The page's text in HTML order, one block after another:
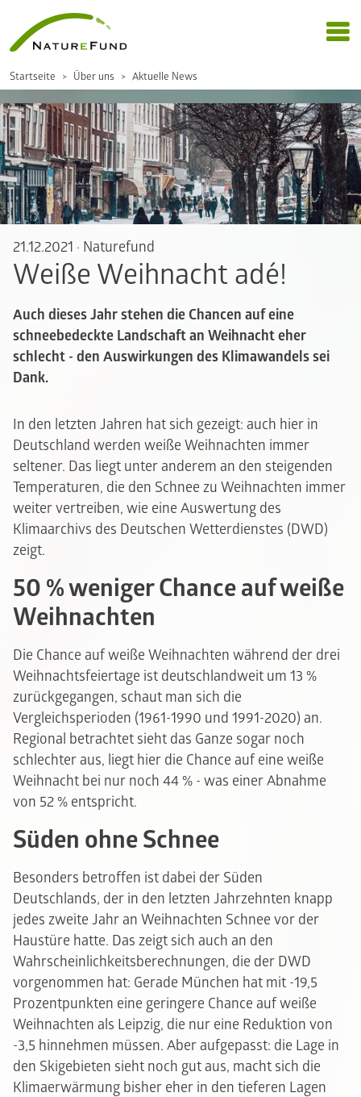
Startseite Über uns Aktuelle News
21.12.2021 · Naturefund
Weiße Weihnacht adé!
Auch dieses Jahr stehen die Chancen auf eine
schneebedeckte Landschaft an Weihnacht eher
schlecht - den Auswirkungen des Klimawandels sei
Dank.
In den letzten Jahren hat sich gezeigt: auch hier in
Deutschland werden weiße Weihnachten immer
seltener. Das liegt unter anderem an den steigenden
Temperaturen, die den Schnee zu Weihnachten immer
weiter vertreiben, wie eine Auswertung des
Klimaarchivs des Deutschen Wetterdienstes (DWD)
zeigt.
50 % weniger Chance auf weiße
Weihnachten
Die Chance auf weiße Weihnachten während der drei
Weihnachtsfeiertage ist deutschlandweit um 13 %
zurückgegangen, schaut man sich die
Vergleichsperioden (1961-1990 und 1991-2020) an.
Regional betrachtet sieht das Ganze sogar noch
schlechter aus, liegt hier die Chance auf eine weiße
Weihnacht bei nur noch 44 % - was einer Abnahme
von 52 % entspricht.
Süden ohne Schnee
Besonders betroffen ist dabei der Süden
Deutschlands, der in den letzten Jahrzehnten knapp
jedes zweite Jahr an Weihnachten Schnee vor der
Haustüre hatte. Das zeigt sich auch an den
Wahrscheinlichkeitsberechnungen, die der DWD
vorgenommen hat: Gerade München hat mit -19,5
Prozentpunkten eine geringere Chance auf weiße
Weihnachten als Leipzig, die nur eine Reduktion von
-3,5 hinnehmen müssen. Aber aufgepasst: die Lage in
den Skigebieten sieht noch gut aus, macht sich die
Klimaerwärmung bisher eher in den tieferen Lagen